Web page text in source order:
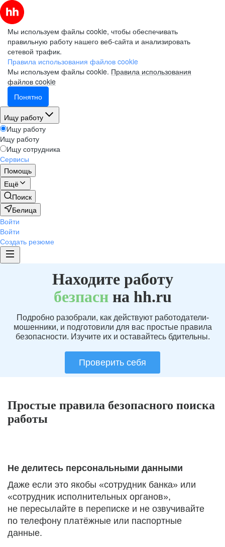
Мы используем файлы cookie, чтобы обеспечивать
правильную работу нашего веб-сайта и анализировать
сетевой трафик.
Правила использования файлов cookie
Мы используем файлы cookie. Правила использования
файлов cookie
Понятно
Ищу работу
Ищу работу
Ищу работу
Ищу сотрудника
Сервисы
Помощь
Ещё
Поиск
Белица
Войти
Войти
Создать резюме
Находите работу
безпаснна hh.ru
Подробно разобрали, как действуют работодатели-
мошенники, и подготовили для вас простые правила
безопасности. Изучите их и оставайтесь бдительны.
Проверить себя
Простые правила безопасного поиска
работы
Не делитесь персональными данными
Даже если это якобы «сотрудник банка» или
«сотрудник исполнительных органов»,
не пересылайте в переписке и не озвучивайте
по телефону платёжные или паспортные
данные.